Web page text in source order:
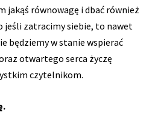
jakąś równowagę i dbać również
jeśli zatracimy siebie, to nawet
będziemy w stanie wspierać
otwartego serca życzę
czytelnikom.